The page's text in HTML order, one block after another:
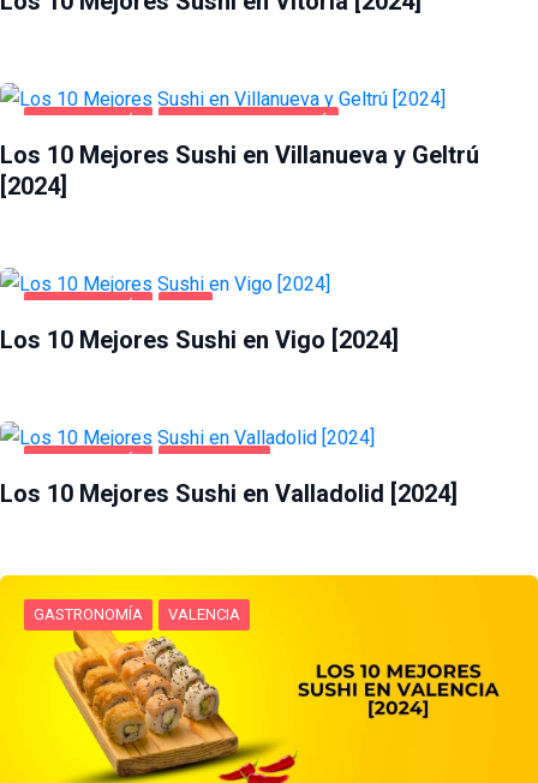
GASTRONOMÍA VILLANUEVA Y GELTRÚ
Los 10 Mejores Sushi en Villanueva y Geltrú
[2024]
GASTRONOMÍA VIGO
Los 10 Mejores Sushi en Vigo [2024]
GASTRONOMÍA VALLADOLID
Los 10 Mejores Sushi en Valladolid [2024]
GASTRONOMÍA VALENCIA